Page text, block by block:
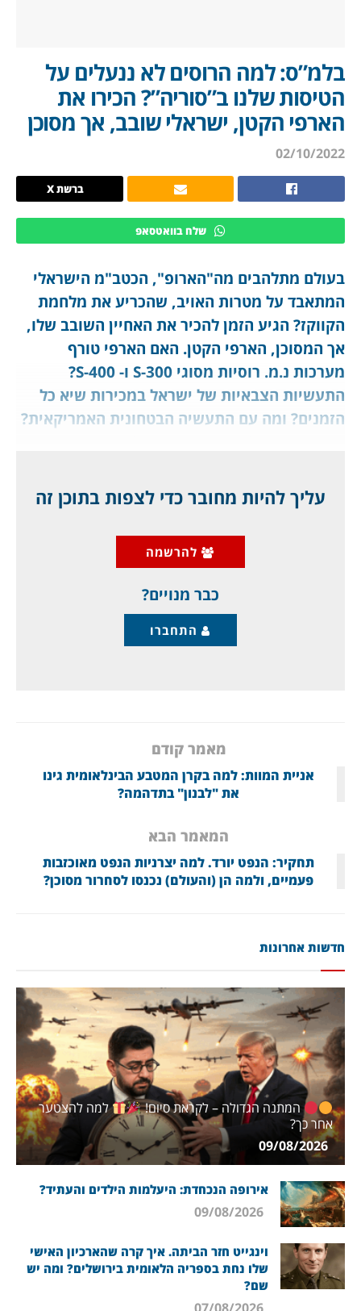
בלמ”ס: למה הרוסים לא ננעלים על
הטיסות שלנו ב”סוריה”? הכירו את
הארפי הקטן, ישראלי שובב, אך מסוכן
02/10/2022
ברשת X
שלח בוואטסאפ
בעולם מתלהבים מה"הארופ", הכטב"מ הישראלי
המתאבד על מטרות האויב, שהכריע את מלחמת
הקווקז? הגיע הזמן להכיר את האחיין השובב שלו,
אך המסוכן, הארפי הקטן. האם הארפי טורף
מערכות נ.מ. רוסיות מסוגי S-300 ו- S-400?
התעשיות הצבאיות של ישראל במכירות שיא כל
הזמנים? ומה עם התעשיה הבטחונית האמריקאית?
על הטיסות שלנו ב"סוריה"?
בשקט, מתחת לרדאר, הציגה התעשיה האווירית
עליך להיות מחובר כדי לצפות בתוכן זה
להרשמה
כבר מנויים?
התחברו
מאמר קודם
אניית המוות: למה בקרן המטבע הבינלאומית גינו
את "לבנון" בתדהמה?
המאמר הבא
תחקיר: הנפט יורד. למה יצרניות הנפט מאוכזבות
פעמיים, ולמה הן (והעולם) נכנסו לסחרור מסוכן?
חדשות אחרונות
המתנה הגדולה – לקראת סיום!
למה להצטער
אחר כך?
אירופה הנכחדת: היעלמות הילדים והעתיד?
וינגייט חזר הביתה. איך קרה שהארכיון האישי
שלו נחת בספריה הלאומית בירושלים? ומה יש
שם?